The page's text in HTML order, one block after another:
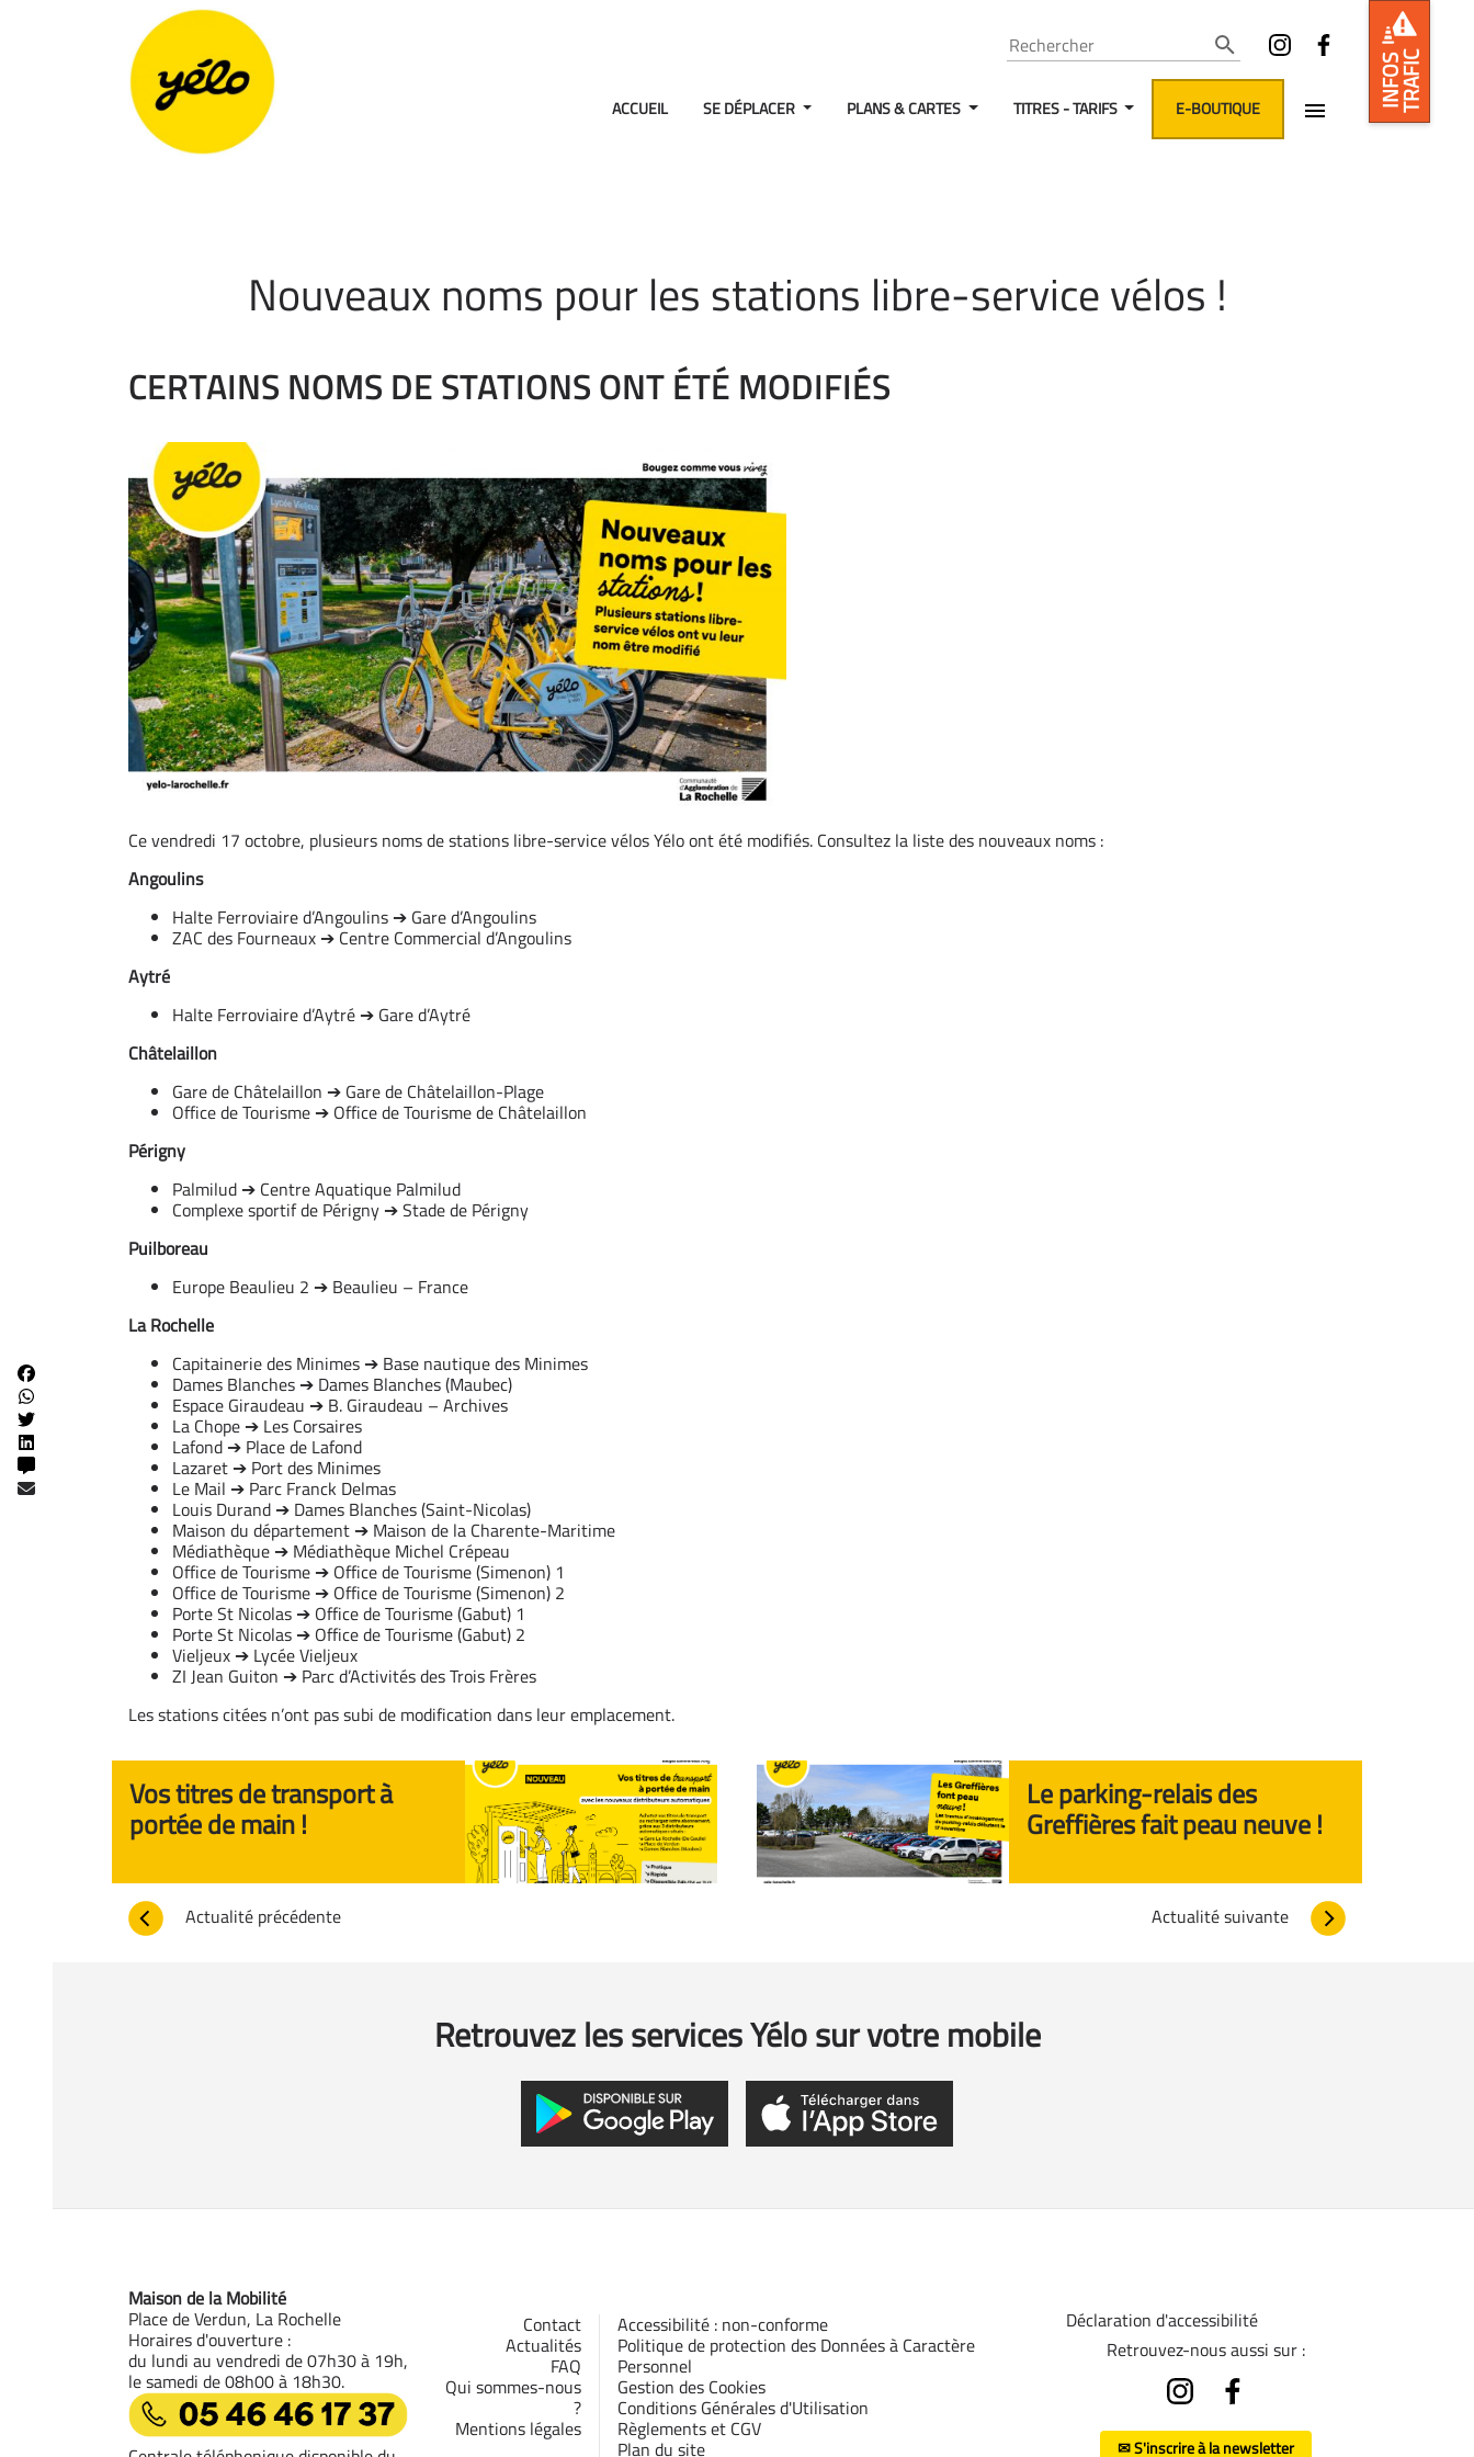
INFOSTRAFIC
Rechercher
ACCUEIL SE DÉPLACER PLANS & CARTES TITRES - TARIFS E-BOUTIQUE
Nouveaux noms pour les stations libre-service vélos !
CERTAINS NOMS DE STATIONS ONT ÉTÉ MODIFIÉS
Ce vendredi 17 octobre, plusieurs noms de stations libre-service vélos Yélo ont été modifiés. Consultez la liste des nouveaux noms :
Angoulins
Halte Ferroviaire d’Angoulins ➔ Gare d’Angoulins
ZAC des Fourneaux ➔ Centre Commercial d’Angoulins
Aytré
Halte Ferroviaire d’Aytré ➔ Gare d’Aytré
Châtelaillon
Gare de Châtelaillon ➔ Gare de Châtelaillon-Plage
Office de Tourisme ➔ Office de Tourisme de Châtelaillon
Périgny
Palmilud ➔ Centre Aquatique Palmilud
Complexe sportif de Périgny ➔ Stade de Périgny
Puilboreau
Europe Beaulieu 2 ➔ Beaulieu – France
La Rochelle
Capitainerie des Minimes ➔ Base nautique des Minimes
Dames Blanches ➔ Dames Blanches (Maubec)
Espace Giraudeau ➔ B. Giraudeau – Archives
La Chope ➔ Les Corsaires
Lafond ➔ Place de Lafond
Lazaret ➔ Port des Minimes
Le Mail ➔ Parc Franck Delmas
Louis Durand ➔ Dames Blanches (Saint-Nicolas)
Maison du département ➔ Maison de la Charente-Maritime
Médiathèque ➔ Médiathèque Michel Crépeau
Office de Tourisme ➔ Office de Tourisme (Simenon) 1
Office de Tourisme ➔ Office de Tourisme (Simenon) 2
Porte St Nicolas ➔ Office de Tourisme (Gabut) 1
Porte St Nicolas ➔ Office de Tourisme (Gabut) 2
Vieljeux ➔ Lycée Vieljeux
ZI Jean Guiton ➔ Parc d’Activités des Trois Frères
Les stations citées n’ont pas subi de modification dans leur emplacement.
Vos titres de transport à
portée de main !
Le parking-relais des
Greffières fait peau neuve !
Actualité précédente Actualité suivante
Retrouvez les services Yélo sur votre mobile
Maison de la Mobilité
Place de Verdun, La Rochelle
Horaires d'ouverture :
du lundi au vendredi de 07h30 à 19h,
le samedi de 08h00 à 18h30.
05 46 46 17 37
Contact
Actualités
FAQ
Qui sommes-nous
?
Mentions légales
Accessibilité : non-conforme
Politique de protection des Données à Caractère
Personnel
Gestion des Cookies
Conditions Générales d'Utilisation
Règlements et CGV
Plan du site
Déclaration d'accessibilité
Retrouvez-nous aussi sur :
✉ S'inscrire à la newsletter
Panneau de gestion des cookies